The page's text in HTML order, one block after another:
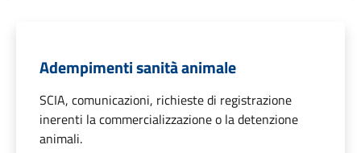
Adempimenti sanità animale
SCIA, comunicazioni, richieste di registrazione
inerenti la commercializzazione o la detenzione
animali.